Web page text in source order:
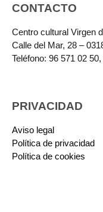
CONTACTO
Centro cultural Virgen
Calle del Mar, 28 –
Teléfono: 96 571 02
PRIVACIDAD
Aviso legal
Política de privacidad
Política de cookies